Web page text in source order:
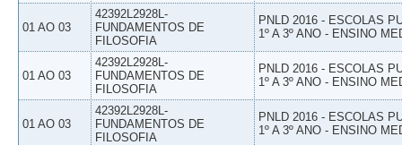
01 AO 03
42392L2928L-
FUNDAMENTOS DE
FILOSOFIA
PNLD 2016 - ESCOLAS
1º A 3º ANO - ENSINO
01 AO 03
42392L2928L-
FUNDAMENTOS DE
FILOSOFIA
PNLD 2016 - ESCOLAS
1º A 3º ANO - ENSINO
01 AO 03
42392L2928L-
FUNDAMENTOS DE
FILOSOFIA
PNLD 2016 - ESCOLAS
1º A 3º ANO - ENSINO